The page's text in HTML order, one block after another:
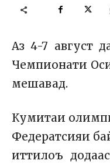
Аз 4-7 август
Чемпионати
мешавад.
Кумитаи
Федератсияи
иттилоъ